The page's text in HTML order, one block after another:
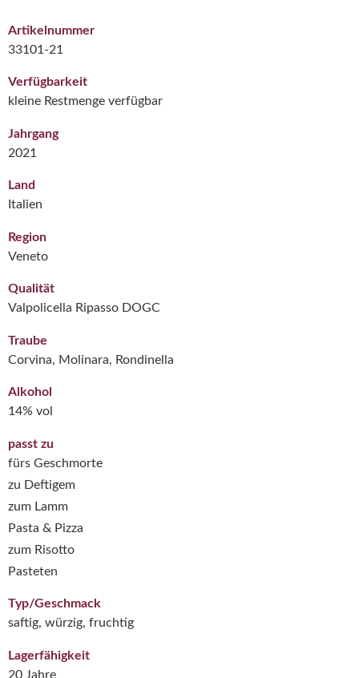
Artikelnummer
33101-21
Verfügbarkeit
kleine Restmenge verfügbar
Jahrgang
2021
Land
Italien
Region
Veneto
Qualität
Valpolicella Ripasso DOGC
Traube
Corvina, Molinara, Rondinella
Alkohol
14% vol
passt zu
fürs Geschmorte
zu Deftigem
zum Lamm
Pasta & Pizza
zum Risotto
Pasteten
Typ/Geschmack
saftig, würzig, fruchtig
Lagerfähigkeit
20 Jahre